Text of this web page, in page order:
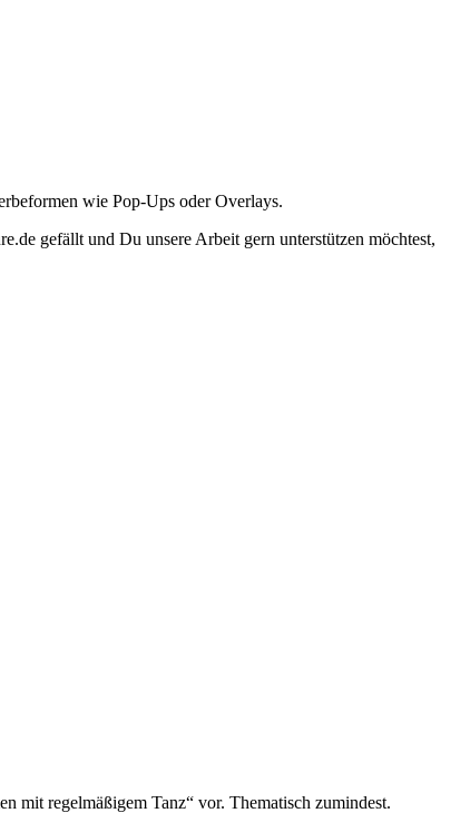
wie Pop-Ups oder Overlays.
gefällt und Du unsere Arbeit gern unterstützen möchtest,
mit regelmäßigem Tanz“ vor. Thematisch zumindest.